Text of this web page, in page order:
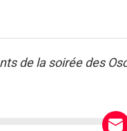
de la soirée des